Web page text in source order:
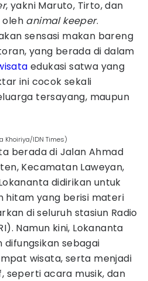
, yakni Maruto, Tirto, dan
oleh animal keeper.
sensasi makan bareng
yang berada di dalam
edukasi satwa yang
ini cocok sekali
tersayang, maupun
Khoiriya/IDN Times)
berada di Jalan Ahmad
Kecamatan Laweyan,
didirikan untuk
hitam yang berisi materi
di seluruh stasiun Radio
Namun kini, Lokananta
difungsikan sebagai
wisata, serta menjadi
seperti acara musik, dan